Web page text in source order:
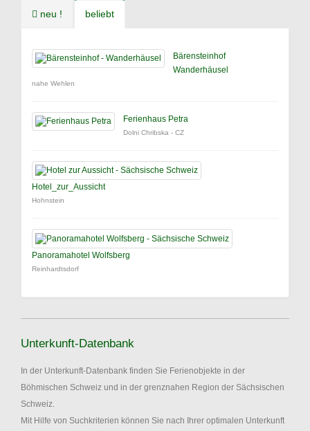
neu ! beliebt
Bärensteinhof
Wanderhäusel
nahe Wehlen
Ferienhaus Petra
Dolni Chribska - CZ
Hotel_zur_Aussicht
Hohnstein
Panoramahotel Wolfsberg
Reinhardtsdorf
Unterkunft-Datenbank
In der Unterkunft-Datenbank finden Sie Ferienobjekte in der
Böhmischen Schweiz und in der grenznahen Region der Sächsischen
Schweiz.
Mit Hilfe von Suchkriterien können Sie nach Ihrer optimalen Unterkunft